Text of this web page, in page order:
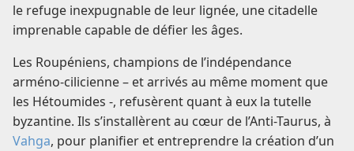
le refuge inexpugnable de leur lignée, une citadelle
imprenable capable de défier les âges.
Les Roupéniens, champions de l’indépendance
arméno-cilicienne – et arrivés au même moment que
les Hétoumides -, refusèrent quant à eux la tutelle
byzantine. Ils s’installèrent au cœur de l’Anti-Taurus, à
Vahga, pour planifier et entreprendre la création d’un